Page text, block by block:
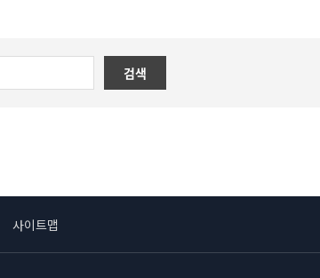
검색
사이트맵